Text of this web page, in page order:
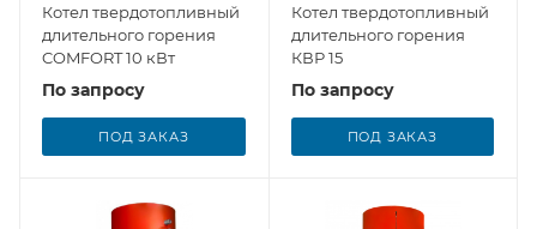
Котел твердотопливный
длительного горения
COMFORT 10 кВт
По запросу
ПОД ЗАКАЗ
Котел твердотопливный
длительного горения
КВР 15
По запросу
ПОД ЗАКАЗ